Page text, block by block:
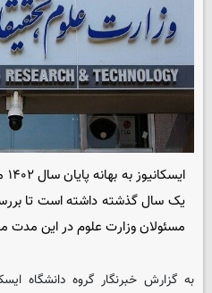
یک سال گذشته داشته است تا
مسئولان وزارت علوم در این
به گزارش خبرنگار گروه دانشگاه